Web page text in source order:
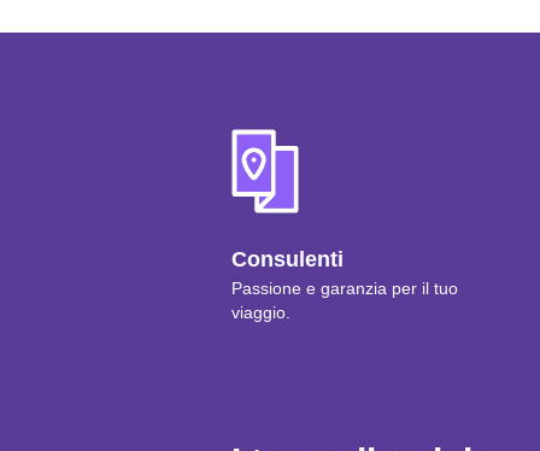
Consulenti
Passione e garanzia per il tuo
viaggio.